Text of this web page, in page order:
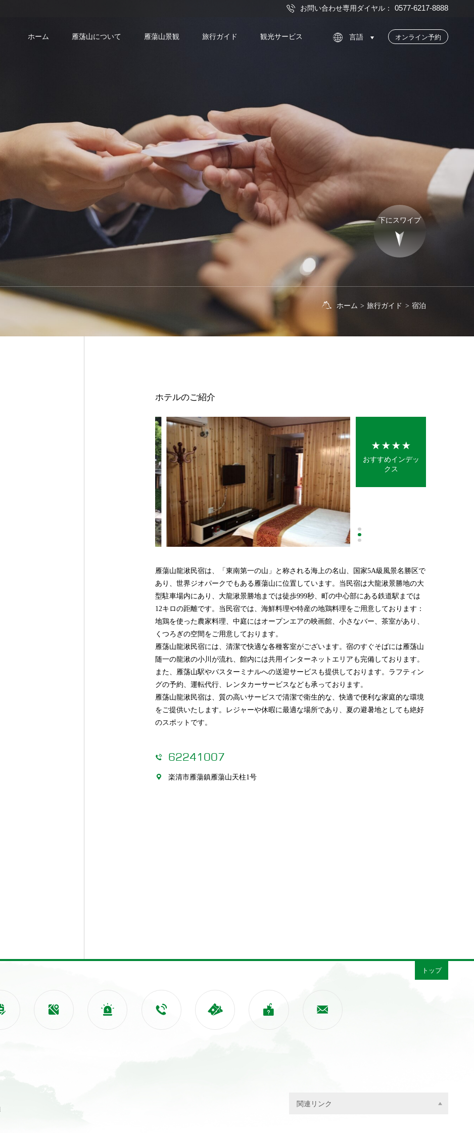
 お問い合わせ専用ダイヤル： 0577-6217-8888
ホーム 雁荡山について 雁蕩山景観 旅行ガイド 観光サービス  言語  オンライン予約
下にスワイプ
 ホーム > 旅行ガイド > 宿泊
ホテルのご紹介
★★★★
おすすめインデッ
クス
雁蕩山龍湫民宿は、「東南第一の山」と称される海上の名山、国家5A級風景名勝区で
あり、世界ジオパークでもある雁蕩山に位置しています。当民宿は大龍湫景勝地の大
型駐車場内にあり、大龍湫景勝地までは徒歩999秒、町の中心部にある鉄道駅までは
12キロの距離です。当民宿では、海鮮料理や特産の地鶏料理をご用意しております：
地鶏を使った農家料理、中庭にはオープンエアの映画館、小さなバー、茶室があり、
くつろぎの空間をご用意しております。
雁荡山龍湫民宿には、清潔で快適な各種客室がございます。宿のすぐそばには雁荡山
随一の龍湫の小川が流れ、館内には共用インターネットエリアも完備しております。
また、雁荡山駅やバスターミナルへの送迎サービスも提供しております。ラフティン
グの予約、運転代行、レンタカーサービスなども承っております。
雁荡山龍湫民宿は、質の高いサービスで清潔で衛生的な、快適で便利な家庭的な環境
をご提供いたします。レジャーや休暇に最適な場所であり、夏の避暑地としても絶好
のスポットです。
 62241007
 楽清市雁蕩鎮雁蕩山天柱1号
トップ
     
関連リンク